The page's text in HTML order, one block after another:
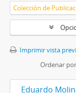
Imprimir vista
Ordenar
Eduardo